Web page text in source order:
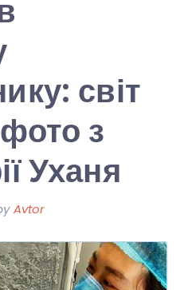
світ
з
Уханя
Avtor